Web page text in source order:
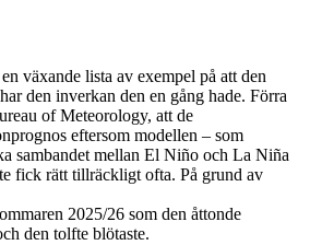
växande lista av exempel på att den
den inverkan den en gång hade. Förra
of Meteorology, att de
eftersom modellen – som
sambandet mellan El Niño och La Niña
fick rätt tillräckligt ofta. På grund av
2025/26 som den åttonde
den tolfte blötaste.